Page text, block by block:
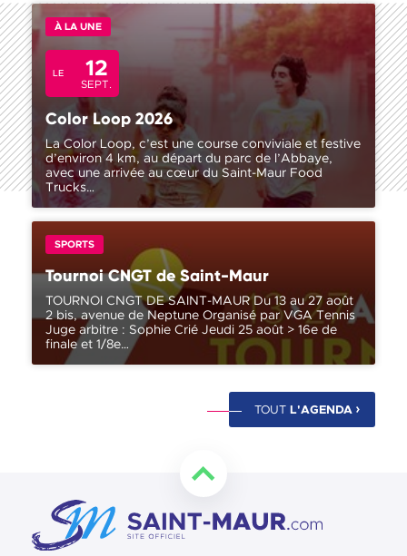
Color Loop 2026
LE 12
SEPT.
La Color Loop, c’est une course conviviale et festive
d’environ 4 km, au départ du parc de l’Abbaye,
avec une arrivée au cœur du Saint-Maur Food
Trucks…
À LA UNE
Tournoi CNGT de Saint-Maur
TOURNOI CNGT DE SAINT-MAUR Du 13 au 27 août
2 bis, avenue de Neptune Organisé par VGA Tennis
Juge arbitre : Sophie Crié Jeudi 25 août > 16e de
finale et 1/8e…
SPORTS
TOUT L'AGENDA